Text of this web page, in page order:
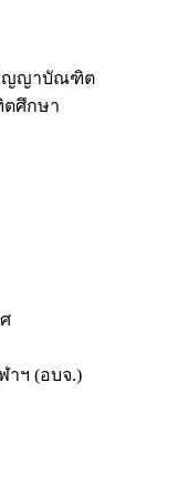
ริญญาบัณฑิต
ศึกษา
าฯ (อบจ.)